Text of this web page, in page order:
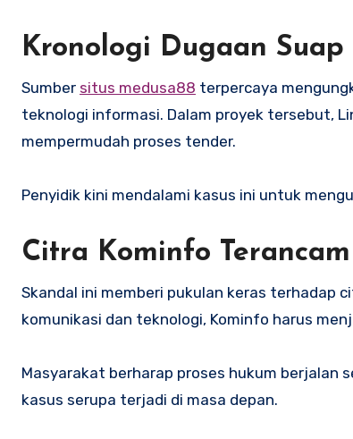
Kronologi Dugaan
Sumber situs medusa88 terpercaya
teknologi informasi. Dalam proyek tersebut,
mempermudah proses tender.
Penyidik kini mendalami kasus ini untuk
Citra Kominfo
Skandal ini memberi pukulan keras terhadap
komunikasi dan teknologi, Kominfo harus
Masyarakat berharap proses hukum berjalan
kasus serupa terjadi di masa depan.